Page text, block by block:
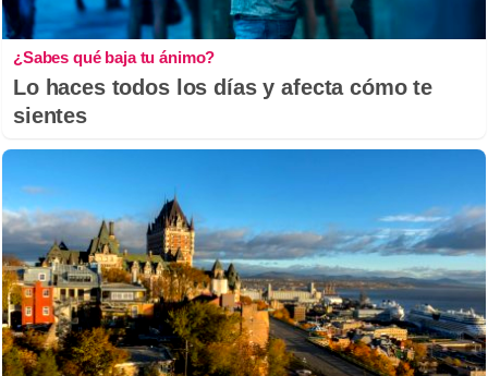
¿Sabes qué baja tu ánimo?
Lo haces todos los días y afecta cómo te
sientes